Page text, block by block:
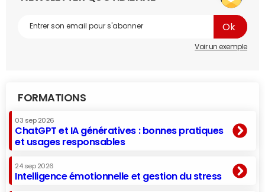
Voir un exemple
FORMATIONS
03 sep 2026
ChatGPT et IA génératives : bonnes pratiques
et usages responsables
24 sep 2026
Intelligence émotionnelle et gestion du stress